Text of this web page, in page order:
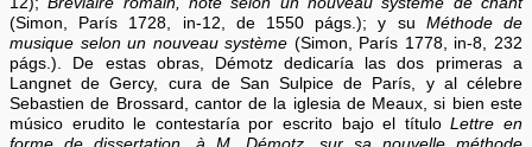
(Simon, París 1728, in-12, de 1550 págs.); y su Méthode de
musique selon un nouveau système (Simon, París 1778, in-8, 232
págs.). De estas obras, Démotz dedicaría las dos primeras a
Langnet de Gercy, cura de San Sulpice de París, y al célebre
Sebastien de Brossard, cantor de la iglesia de Meaux, si bien este
músico erudito le contestaría por escrito bajo el títuloLettre en